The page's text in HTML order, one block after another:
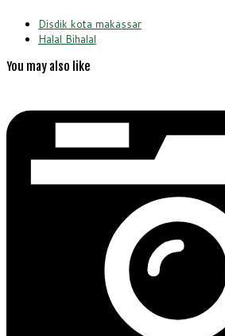
Disdik kota makassar
Halal Bihalal
You may also like